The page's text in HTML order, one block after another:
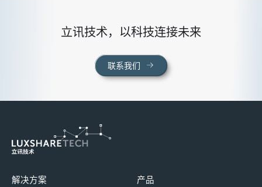
立讯技术，以科技连接未来
联系我们
解决方案 产品